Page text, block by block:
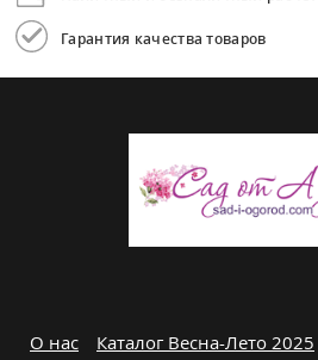
Гарантия качества товаров
О нас Каталог Весна-Лето 2025